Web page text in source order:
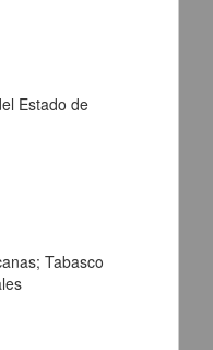
Estado de
Tabasco